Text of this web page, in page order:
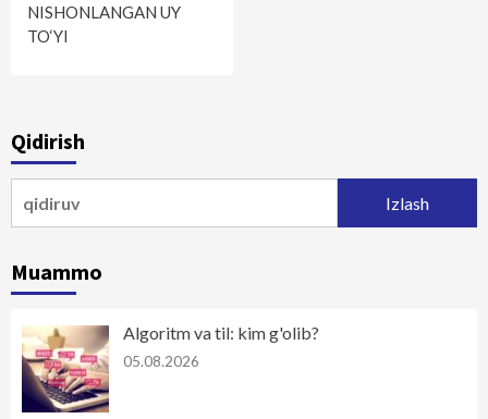
NISHONLANGAN UY
TO‘YI
Qidirish
Muammo
Algoritm va til: kim g'olib?
05.08.2026